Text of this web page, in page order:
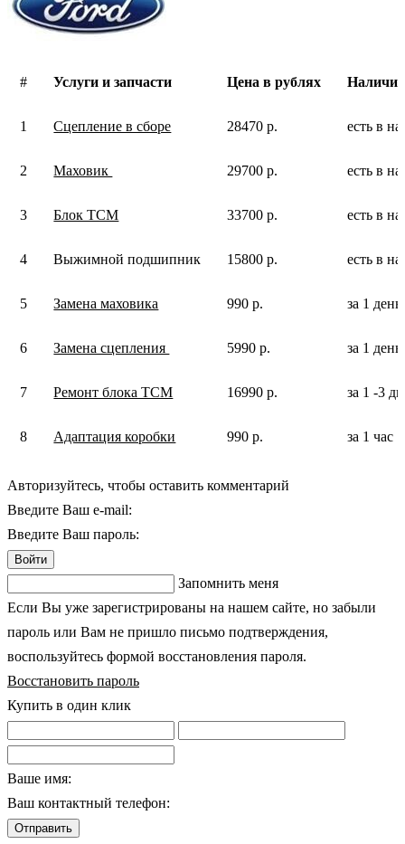
# Услуги и запчасти Цена в рублях
1 Сцепление в сборе 28470 р. есть в
2 Маховик 29700 р. есть в
3 Блок ТСМ 33700 р. есть в
4 Выжимной подшипник 15800 р. есть в
5 Замена маховика 990 р. за 1 день
6 Замена сцепления 5990 р. за 1 день
7 Ремонт блока ТСМ 16990 р. за 1 -3
8 Адаптация коробки 990 р. за 1 час
Авторизуйтесь, чтобы оставить комментарий
Введите Ваш e-mail:
Введите Ваш пароль:
Войти
Запомнить меня
Если Вы уже зарегистрированы на нашем сайте, но забыли
пароль или Вам не пришло письмо подтверждения,
воспользуйтесь формой восстановления пароля.
Восстановить пароль
Купить в один клик
Ваше имя:
Ваш контактный телефон:
Отправить